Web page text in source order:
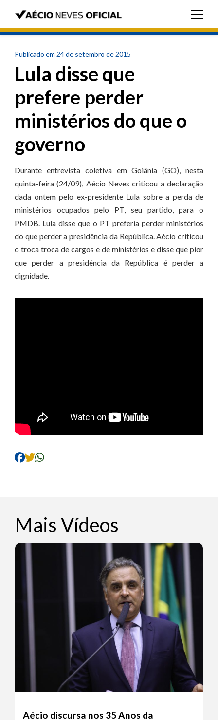
Publicado em 24 de setembro de 2015
Lula disse que
prefere perder
ministérios do que o
governo
Durante entrevista coletiva em Goiânia (GO), nesta
quinta-feira (24/09), Aécio Neves criticou a declaração
dada ontem pelo ex-presidente Lula sobre a perda de
ministérios ocupados pelo PT, seu partido, para o
PMDB. Lula disse que o PT preferia perder ministérios
do que perder a presidência da República. Aécio criticou
o troca troca de cargos e de ministérios e disse que pior
que perder a presidência da República é perder a
dignidade.
Mais Vídeos
Aécio discursa nos 35 Anos da